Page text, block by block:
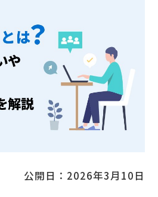
公開日： 2026年3月10日